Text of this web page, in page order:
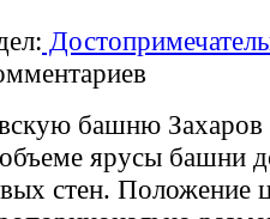
башню Захаров
ярусы башни
стен. Положение